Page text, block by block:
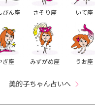
びん座 さそり座 いて座
ぎ座 みずがめ座 うお座
美的子ちゃん占いへ